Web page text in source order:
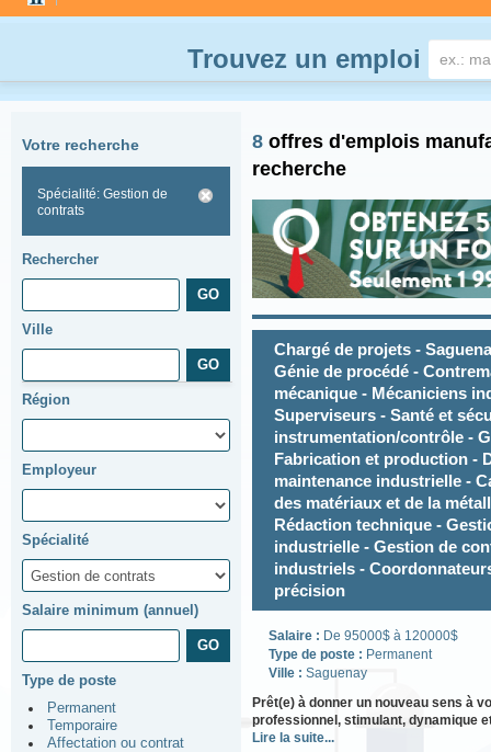
Trouvez un emploi
Votre recherche
Spécialité: Gestion de
contrats
Rechercher
Ville
Région
Employeur
Spécialité
Salaire minimum (annuel)
Type de poste
Permanent
Temporaire
Affectation ou contrat
8 offres d'emplois
recherche
Chargé de projets -
Génie de procédé -
mécanique - Mécaniciens
Superviseurs - Santé et
instrumentation/contrôle -
Fabrication et production -
maintenance industrielle -
des matériaux et de la
Rédaction technique -
industrielle - Gestion de
industriels -
précision
Salaire : De 95000$ à 120000$
Type de poste : Permanent
Ville : Saguenay
Prêt(e) à donner un nouveau sens à
professionnel, stimulant, dynamique
Lire la suite...